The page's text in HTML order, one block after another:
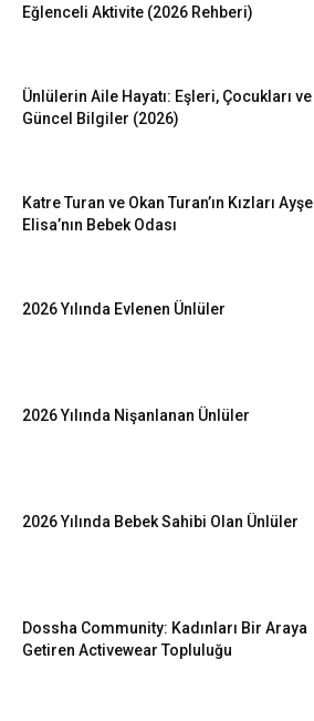
Eğlenceli Aktivite (2026 Rehberi)
Ünlülerin Aile Hayatı: Eşleri, Çocukları ve
Güncel Bilgiler (2026)
Katre Turan ve Okan Turan’ın Kızları Ayşe
Elisa’nın Bebek Odası
2026 Yılında Evlenen Ünlüler
2026 Yılında Nişanlanan Ünlüler
2026 Yılında Bebek Sahibi Olan Ünlüler
Dossha Community: Kadınları Bir Araya
Getiren Activewear Topluluğu